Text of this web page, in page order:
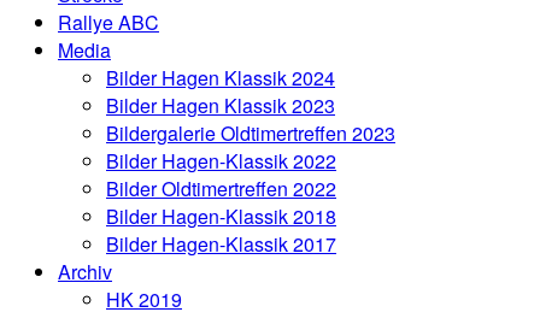
Rallye ABC
Media
Bilder Hagen Klassik 2024
Bilder Hagen Klassik 2023
Bildergalerie Oldtimertreffen 2023
Bilder Hagen-Klassik 2022
Bilder Oldtimertreffen 2022
Bilder Hagen-Klassik 2018
Bilder Hagen-Klassik 2017
Archiv
HK 2019